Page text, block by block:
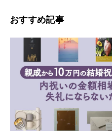
おすすめ記事